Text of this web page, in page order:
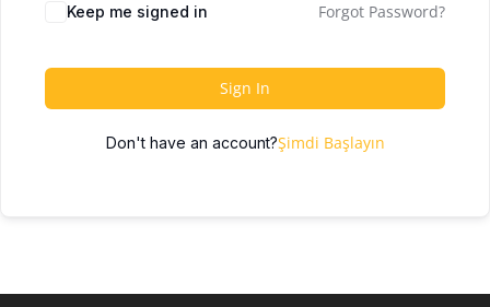
Keep me signed in Forgot Password?
Sign In
Don't have an account?Şimdi Başlayın